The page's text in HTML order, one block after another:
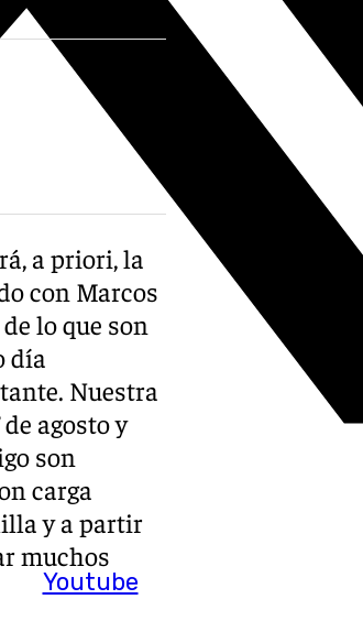
Youtube
a priori, la
con Marcos
lo que son
día
Nuestra
agosto y
son
carga
y a partir
muchos